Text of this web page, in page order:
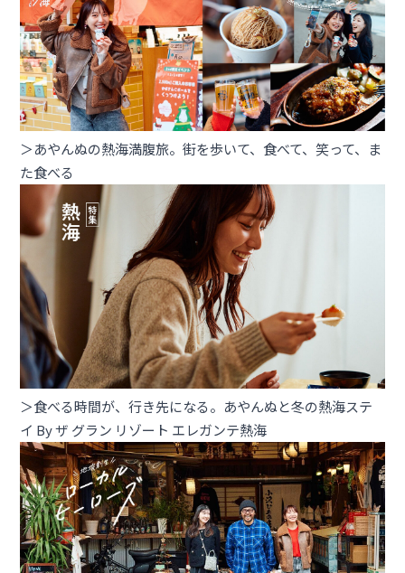
＞あやんぬの熱海満腹旅。街を歩いて、食べて、笑って、ま
た食べる
＞食べる時間が、行き先になる。あやんぬと冬の熱海ステ
イ By ザ グラン リゾート エレガンテ熱海